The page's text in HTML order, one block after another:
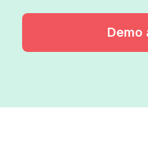
Demo